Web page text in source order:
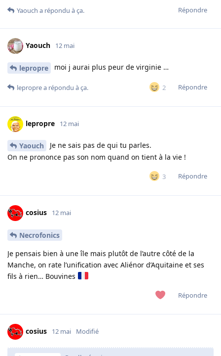
Répondre
Yaouch a répondu à ça.
Yaouch 12 mai
lepropre moi j aurai plus peur de virginie …
2 Répondre
leproprea répondu à ça.
lepropre 12 mai
Yaouch
Je ne sais pas de qui tu parles.
On ne prononce pas son nom quand on tient à la vie !
3 Répondre
cosius 12 mai
Necrofonics
Je pensais bien à une île mais plutôt de l’autre côté de la
Manche, on rate l’unification avec Aliénor d’Aquitaine et ses
fils à rien… Bouvines
Répondre
cosius 12 mai Modifié